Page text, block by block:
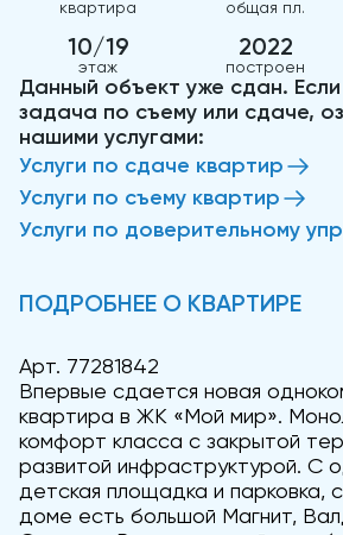
квартира общая пл.
10/19
этаж
2022
построен
Данный объект уже сдан. Если
задача по съему или сдаче,
нашими услугами:
Услуги по сдаче квартир
Услуги по съему квартир
Услуги по доверительному
ПОДРОБНЕЕ О КВАРТИРЕ
Арт. 77281842
Впервые сдается новая
квартира в ЖК «Мой мир».
комфорт класса с закрытой
развитой инфраструктурой. С
детская площадка и парковка,
доме есть большой Магнит,